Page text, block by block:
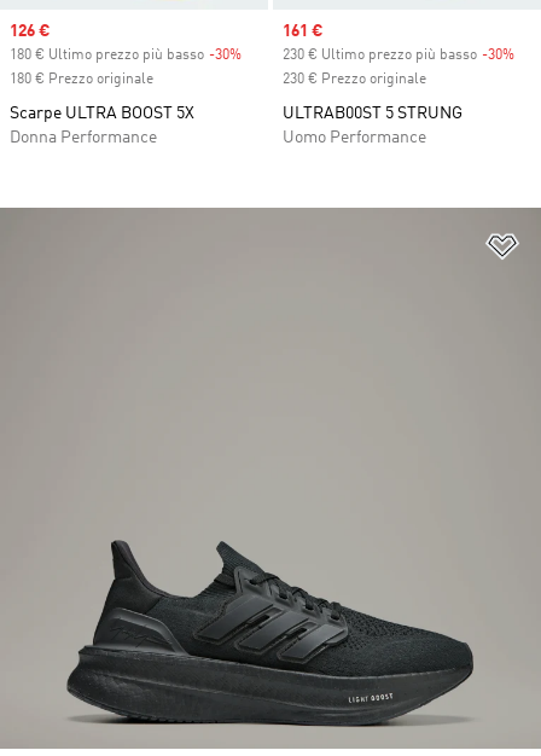
Sale price
126 €
180 € Ultimo prezzo più basso -30% Discount
180 € Prezzo originale
Scarpe ULTRA BOOST 5X
Donna Performance
Sale price
161 €
230 € Ultimo prezzo più basso -30%
230 € Prezzo originale
ULTRAB00ST 5 STRUNG
Uomo Performance